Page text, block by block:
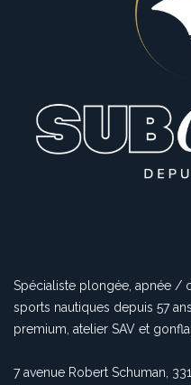
Spécialiste plongée, apnée /
sports nautiques depuis 57
premium, atelier SAV et
7 avenue Robert Schuman,